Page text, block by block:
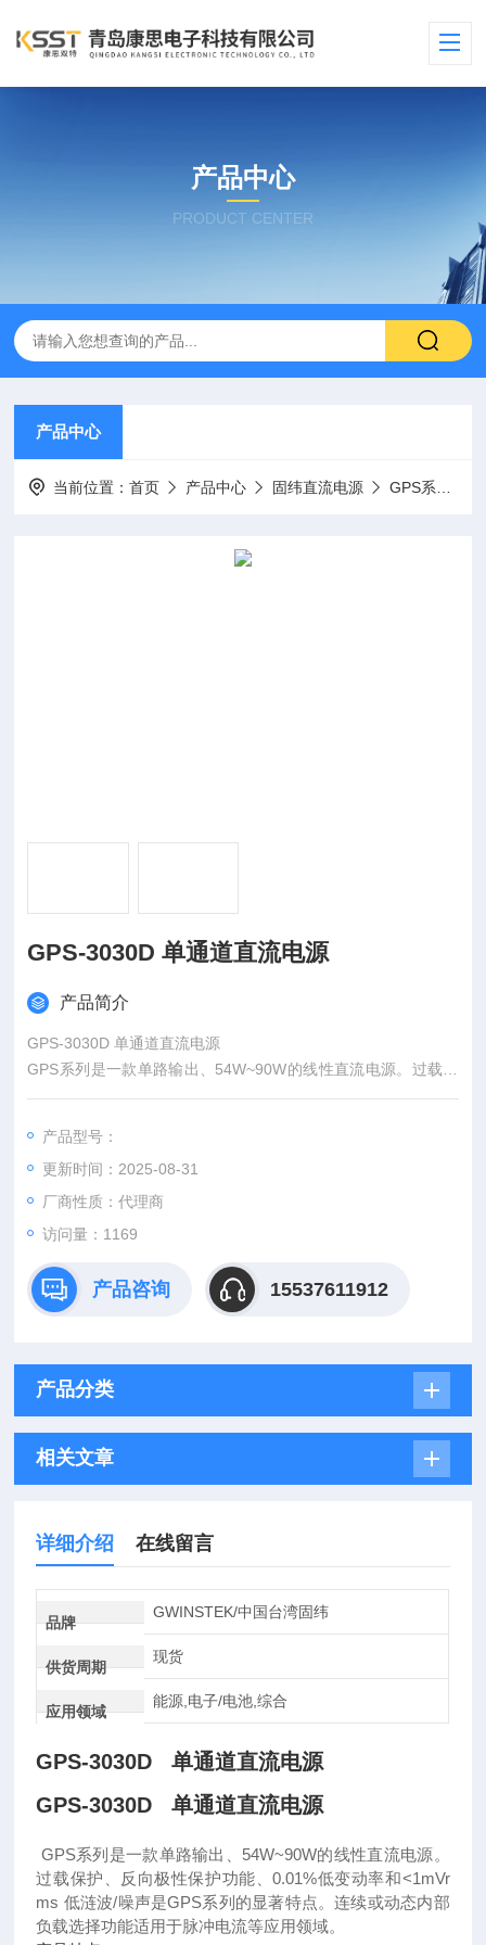
产品中心
PRODUCT CENTER
产品中心
当前位置：首页 产品中心 固纬直流电源 GPS系列（线性）单通道直流电源
GPS-3030D 单通道直流电源
产品简介
GPS-3030D 单通道直流电源
GPS系列是一款单路输出、54W~90W的线性直流电源。过载保
护、反向极性保护功能、0.01%低变动率和 &amp;amp;amp;lt;1
载选择功能适用于脉冲电流等应用领域。
产品型号：
更新时间：2025-08-31
厂商性质：代理商
访问量：1169
产品咨询 15537611912
产品分类
相关文章
详细介绍 在线留言
品牌
GWINSTEK/中国台湾固纬
供货周期
现货
应用领域
能源,电子/电池,综合
GPS-3030D 单通道直流电源
GPS-3030D 单通道直流电源
GPS系列是一款单路输出、54W~90W的线性直流电源。
过载保护、反向极性保护功能、0.01%低变动率和<1mVr
ms 低涟波/噪声是GPS系列的显著特点。连续或动态内部
负载选择功能适用于脉冲电流等应用领域。